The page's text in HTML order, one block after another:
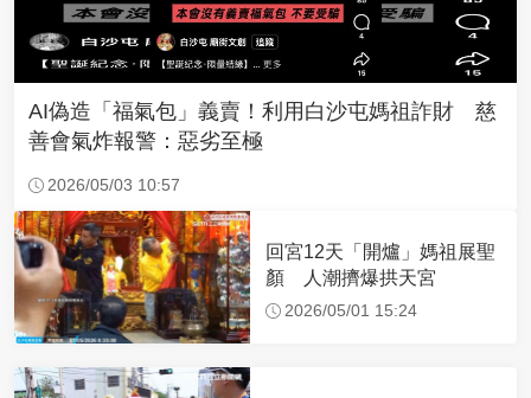
AI偽造「福氣包」義賣！利用白沙屯媽祖詐財 慈
善會氣炸報警：惡劣至極
2026/05/03 10:57
回宮12天「開爐」媽祖展聖
顏 人潮擠爆拱天宮
2026/05/01 15:24